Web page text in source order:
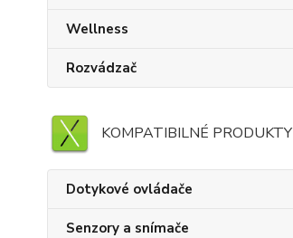
Wellness
Rozvádzač
KOMPATIBILNÉ PRODUKTY
Dotykové ovládače
Senzory a snímače